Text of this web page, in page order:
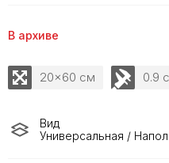
В архиве
20x60 см 0.9
Вид
Универсальная /